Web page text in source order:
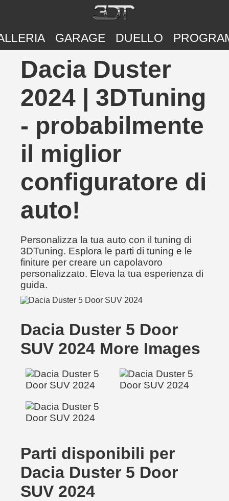
GARAGE DUELLO
Dacia Duster
2024 | 3DTuning
- probabilmente
il miglior
configuratore di
auto!
Personalizza la tua auto con il tuning di
3DTuning. Esplora le parti di tuning e le
finiture per creare un capolavoro
personalizzato. Eleva la tua esperienza di
guida.
Dacia Duster 5 Door
SUV 2024 More Images
Parti disponibili per
Dacia Duster 5 Door
SUV 2024